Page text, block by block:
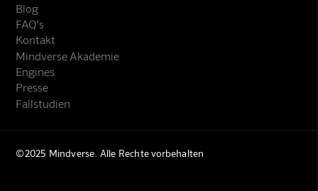
Blog
FAQ's
Kontakt
Mindverse Akademie
Engines
Presse
Fallstudien
©2025 Mindverse. Alle Rechte vorbehalten